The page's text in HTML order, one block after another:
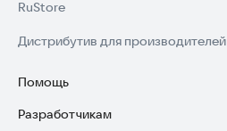
RuStore
Дистрибутив для производителей
Помощь
Установка RuStore на TV
Разработчикам